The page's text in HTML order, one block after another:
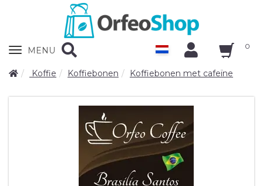
Zobrazit
MENU 0
Koffie Koffiebonen Koffiebonen met cafeïne